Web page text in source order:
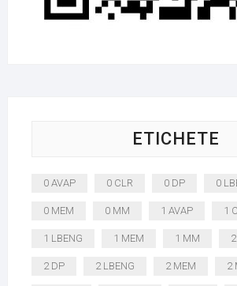
ETICHETE
0 AVAP 0 CLR 0 DP 0
0 MEM 0 MM 1 AVAP 1
1 LBENG 1 MEM 1 MM
2 DP 2 LBENG 2 MEM 2